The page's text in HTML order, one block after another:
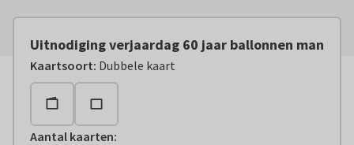
Uitnodiging verjaardag 60 jaar ballonnen man
Kaartsoort: Dubbele kaart
Aantal kaarten: